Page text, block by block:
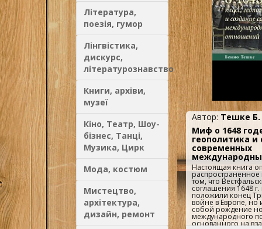
Література,
поезія, гумор
Лінгвістика,
дискурс,
літературознавство
Книги, архіви,
музеї
Кіно, Театр, Шоу-
бізнес, Танці,
Музика, Цирк
Мода, костюм
Мистецтво,
архітектура,
дизайн, ремонт
переводе не
Автор: Тешке Б.
Миф о 1648
геополитика и
современных
Настоящая книга
распространенное
том, что
соглашения 1648 г.
положили конец
войне в Европе,
собой рождение
международного
основанного на